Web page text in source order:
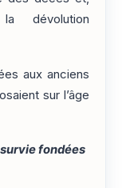
dévolution
aux anciens
sur l’âge
fondées